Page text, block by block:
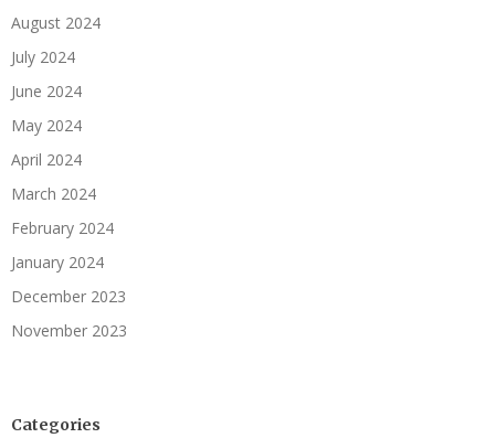
August 2024
July 2024
June 2024
May 2024
April 2024
March 2024
February 2024
January 2024
December 2023
November 2023
Categories